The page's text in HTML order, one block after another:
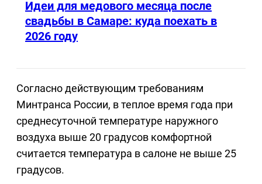
Идеи для медового месяца после
свадьбы в Самаре: куда поехать в
2026 году
Согласно действующим требованиям
Минтранса России, в теплое время года при
среднесуточной температуре наружного
воздуха выше 20 градусов комфортной
считается температура в салоне не выше 25
градусов.